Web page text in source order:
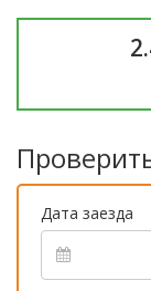
Дата заезда